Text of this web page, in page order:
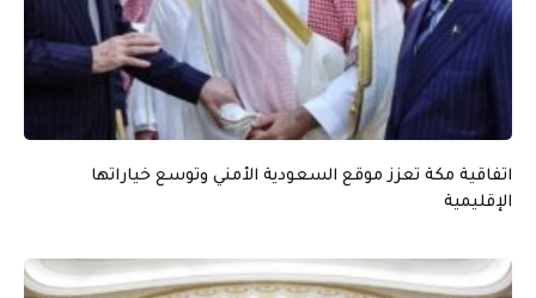
اتفاقية مكة تعزز موقع السعودية الأمني وتوسع خياراتها
الإقليمية